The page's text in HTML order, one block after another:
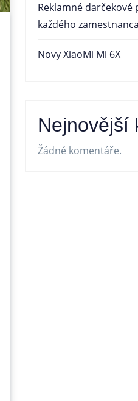
Reklamné
každého zamestnanca
Novy XiaoMi Mi 6X
Nejnovější
Žádné komentáře.